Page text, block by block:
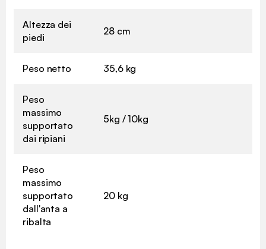
Altezza dei
piedi
28 cm
Peso netto 35,6 kg
Peso
massimo
supportato
dai ripiani
5kg / 10kg
Peso
massimo
supportato
dall'anta a
ribalta
20 kg